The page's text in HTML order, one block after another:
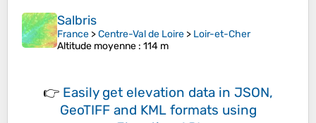
Salbris
France >Centre-Val de Loire > Loir-et-Cher
Altitude moyenne : 114 m
👉 Easily get elevation data in JSON,
GeoTIFF and KML formats using